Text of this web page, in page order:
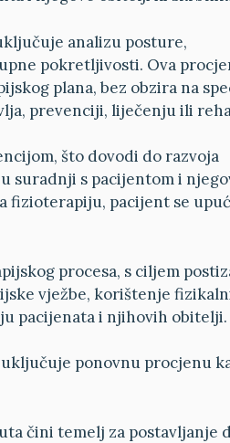
analizu posture,
pokretljivosti. Ova
plana, bez obzira na
prevenciji, liječenju ili
što dovodi do razvoja
suradnji s pacijentom i
fizioterapiju, pacijent se
procesa, s ciljem
vježbe, korištenje
pacijenata i njihovih obitelji.
ponovnu procjenu
čini temelj za postavljanje